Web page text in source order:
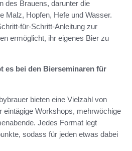
des Brauens, darunter die
Malz, Hopfen, Hefe und Wasser.
für-Schritt-Anleitung zur
ermöglicht, ihr eigenes Bier zu
es bei den Bierseminaren für
bieten eine Vielzahl von
eintägige Workshops, mehrwöchige
Jedes Format legt
sodass für jeden etwas dabei